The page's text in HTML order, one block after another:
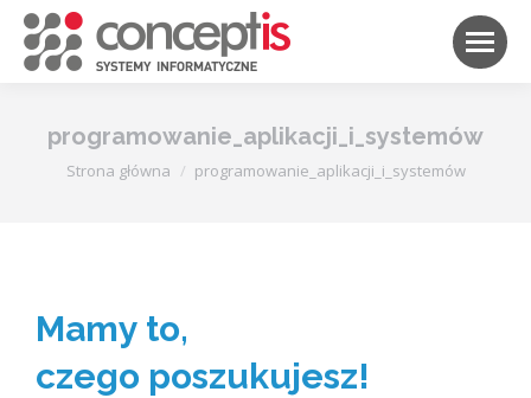
programowanie_aplikacji_i_systemów
Jesteś tutaj:
Strona główna programowanie_aplikacji_i_systemów
Mamy to,
czego poszukujesz!